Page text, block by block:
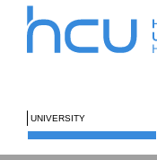
UNIVERSITY